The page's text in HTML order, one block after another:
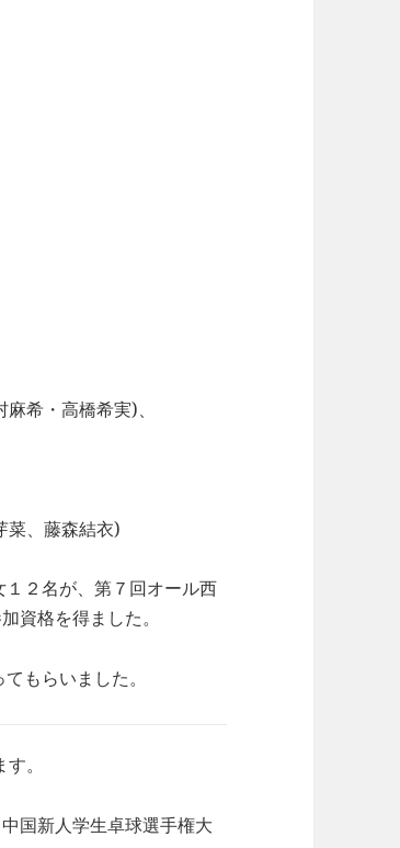
希・高橋希実)、
、藤森結衣)
２名が、第７回オール西
資格を得ました。
もらいました。
。
国新人学生卓球選手権大